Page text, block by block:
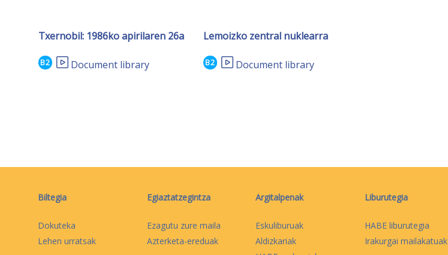
Txernobil: 1986ko apirilaren 26a
B2 Document library
Lemoizko zentral nuklearra
B2 Document library
Biltegia
Dokuteka
Lehen urratsak
Egiaztatzegintza
Ezagutu zure maila
Azterketa-ereduak
Argitalpenak
Eskuliburuak
Aldizkariak
Liburutegia
HABE liburutegia
Irakurgai mailakatuak